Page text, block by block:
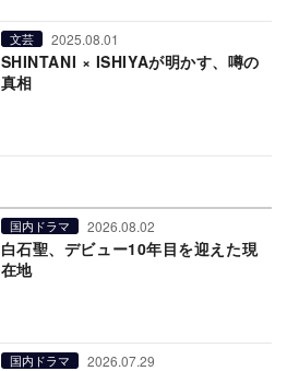
文芸 2025.08.01
SHINTANI × ISHIYAが明かす、噂の
真相
国内ドラマ 2026.08.02
白石聖、デビュー10年目を迎えた現
在地
国内ドラマ 2026.07.29